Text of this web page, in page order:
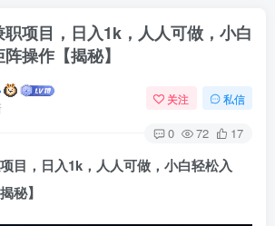
项目，日入1k，人人可做，小白
操作【揭秘】
关注 私信
0 72 17
目，日入1k，人人可做，小白轻松入
秘】